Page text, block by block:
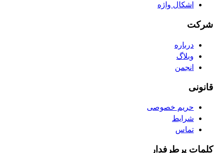
اشکال واژه
شرکت
درباره
وبلاگ
انجمن
قانونی
حریم خصوصی
شرایط
تماس
کلمات پرطرفدار